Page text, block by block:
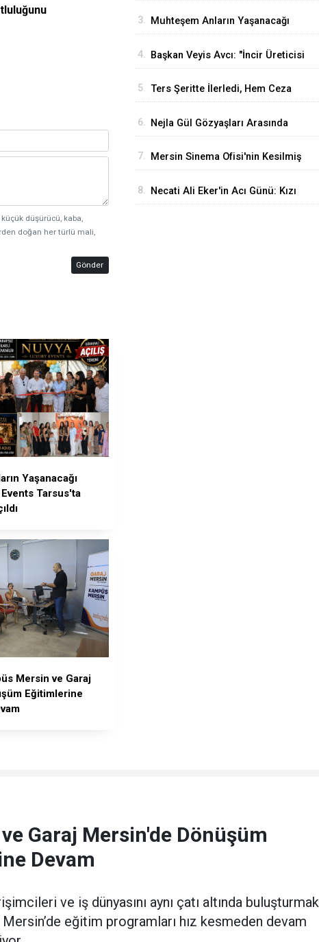
küçük düşürücü, kaba,
doğan her türlü mali,
Gönder
Yaşanacağı
Tarsus'ta
Mersin ve Garaj
Eğitimlerine
Geliyor
3. Muhteşem Anların Yaşanacağı
Açıldı
4. Başkan Veyis Avcı: "İncir Üreticisi
Eziliyor"
5. Ters Şeritte İlerledi, Hem Ceza
6. Nejla Gül Gözyaşları Arasında
7. Mersin Sinema Ofisi'nin Kesilmiş
8. Necati Ali Eker'in Acı Günü: Kızı
Garaj Mersin'de Dönüşüm
Devam
ve iş dünyasını aynı çatı altında buluşturmak
eğitim programları hız kesmeden devam